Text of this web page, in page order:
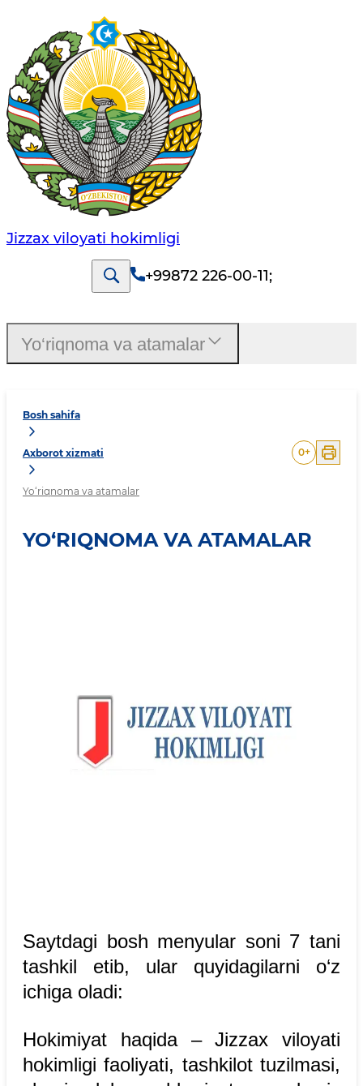
Jizzах vilоyati hоkimligi
+99872 226-00-11;
Bosh sahifa
Axborot xizmati
Yo‘riqnoma va atamalar
0+
YO‘RIQNOMA VA ATAMALAR
Saytdagi bosh menyular soni 7 tani
tashkil etib, ular quyidagilarni o‘z
ichiga oladi:
Hokimiyat haqida – Jizzax viloyati
hokimligi faoliyati, tashkilot tuzilmasi,
Yo‘riqnoma va atamalar